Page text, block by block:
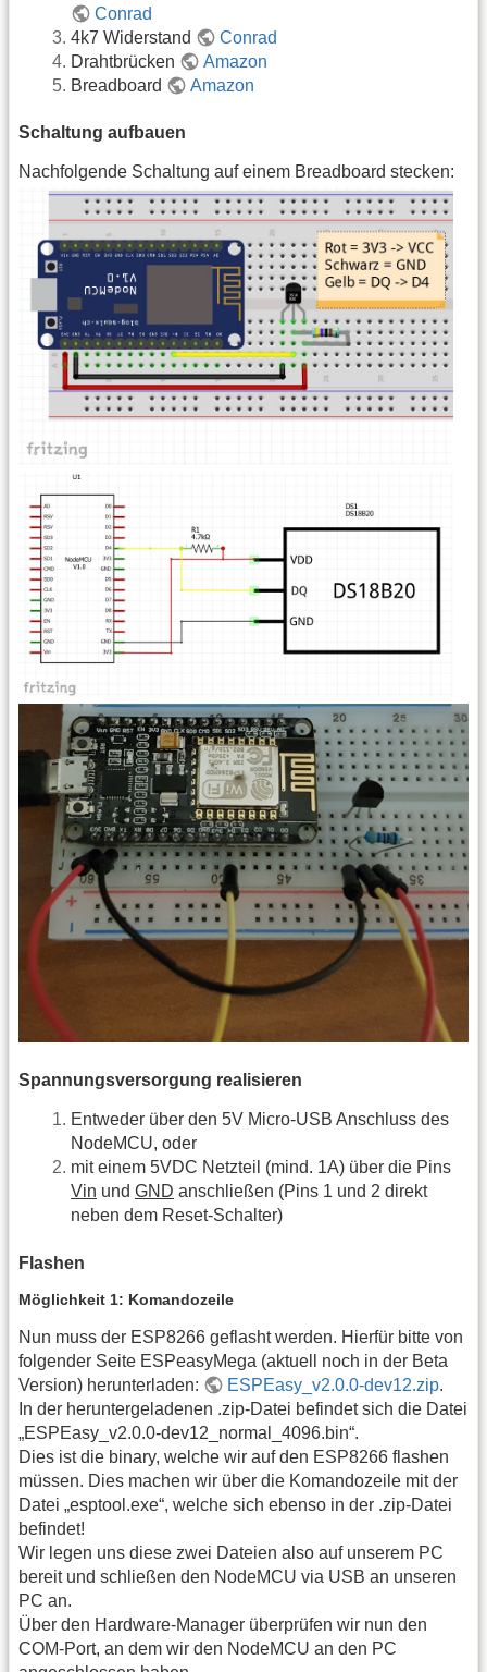
Conrad
4k7 Widerstand
Conrad
Drahtbrücken
Amazon
Breadboard
Amazon
Schaltung aufbauen
Nachfolgende Schaltung auf einem Breadboard stecken:
Spannungsversorgung realisieren
Entweder über den 5V Micro-USB Anschluss des
NodeMCU, oder
mit einem 5VDC Netzteil (mind. 1A) über die Pins
Vin und GND anschließen (Pins 1 und 2 direkt
neben dem Reset-Schalter)
Flashen
Möglichkeit 1: Komandozeile
Nun muss der ESP8266 geflasht werden. Hierfür bitte von
folgender Seite ESPeasyMega (aktuell noch in der Beta
Version) herunterladen:
ESPEasy_v2.0.0-dev12.zip.
In der heruntergeladenen .zip-Datei befindet sich die Datei
„ESPEasy_v2.0.0-dev12_normal_4096.bin“.
Dies ist die binary, welche wir auf den ESP8266 flashen
müssen. Dies machen wir über die Komandozeile mit der
Datei „esptool.exe“, welche sich ebenso in der .zip-Datei
befindet!
Wir legen uns diese zwei Dateien also auf unserem PC
bereit und schließen den NodeMCU via USB an unseren
PC an.
Über den Hardware-Manager überprüfen wir nun den
COM-Port, an dem wir den NodeMCU an den PC